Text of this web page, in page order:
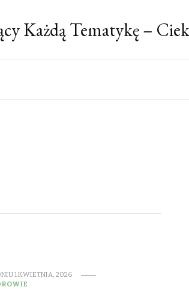
Każdą Tematykę –
1 KWIETNIA, 2026